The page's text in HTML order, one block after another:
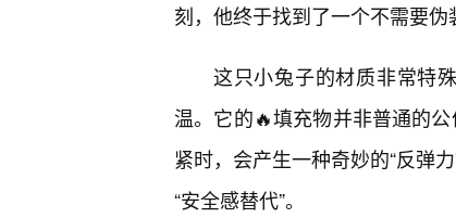
刻，他终于找到了一个不需要伪
这只小兔子的材质非常特
温。它的🔥填充物并非普通的
紧时，会产生一种奇妙的“反弹
“安全感替代”。